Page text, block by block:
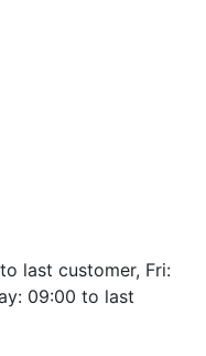
last customer, Fri:
09:00 to last